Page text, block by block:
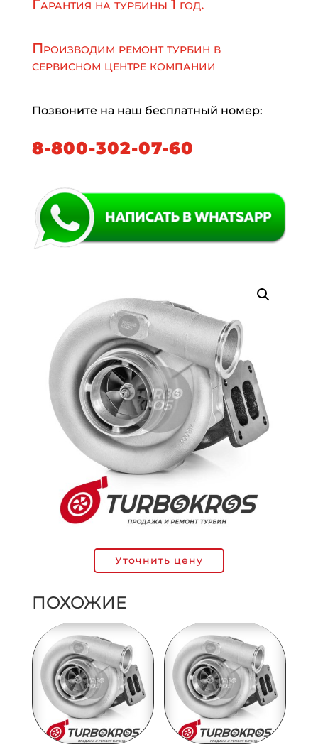
Гарантия на турбины 1 год.
Производим ремонт турбин в
сервисном центре компании
Позвоните на наш бесплатный номер:
8-800-302-07-60
Уточнить цену
ПОХОЖИЕ